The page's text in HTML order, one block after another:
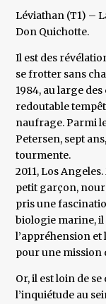
Léviathan (T1) –
Don Quichotte.
Il est des
se frotter sans
1984, au large
redoutable
naufrage. Parmi
Petersen, sept
tourmente.
2011, Los
petit garçon,
pris une
biologie marine,
l’appréhension et
pour une mission
Or, il est loin de
l’inquiétude au